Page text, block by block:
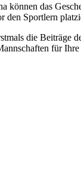
können das
den Sportlern
die Beiträge
für